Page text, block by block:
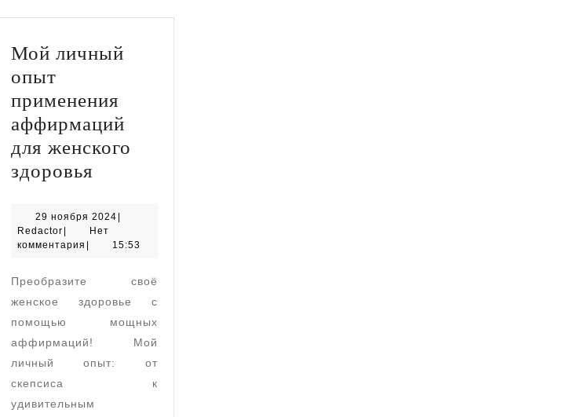
Мой личный
опыт
применения
аффирмаций
для женского
здоровья
опыт
применения
женского
здоровья
29 ноября 202429
2024
RedactorRedactor
Нет
комментария
15:53
Преобразите своё
женское здоровье с
помощью мощных
аффирмаций! Мой
личный опыт: от
скепсиса к
удивительным